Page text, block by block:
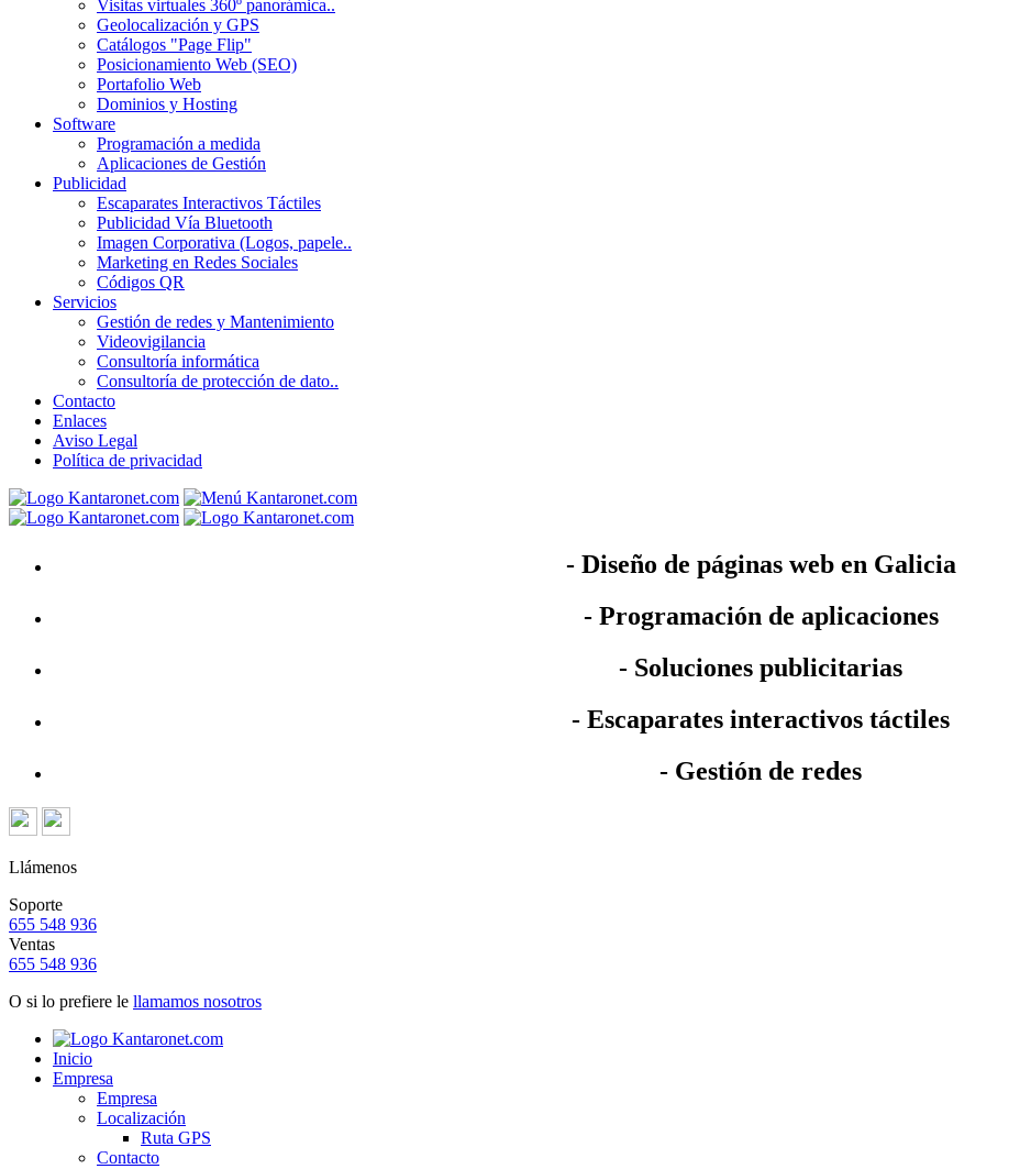
Visitas virtuales 360º panorámica..
Geolocalización y GPS
Catálogos "Page Flip"
Posicionamiento Web (SEO)
Portafolio Web
Dominios y Hosting
Software
Programación a medida
Aplicaciones de Gestión
Publicidad
Escaparates Interactivos Táctiles
Publicidad Vía Bluetooth
Imagen Corporativa (Logos, papele..
Marketing en Redes Sociales
Códigos QR
Servicios
Gestión de redes y Mantenimiento
Videovigilancia
Consultoría informática
Consultoría de protección de dato..
Contacto
Enlaces
Aviso Legal
Política de privacidad
- Diseño de páginas web en Galicia
- Programación de aplicaciones
- Soluciones publicitarias
- Escaparates interactivos táctiles
- Gestión de redes
Llámenos
Soporte
655 548 936
Ventas
655 548 936
O si lo prefiere le llamamos nosotros
Inicio
Empresa
Empresa
Localización
Ruta GPS
Contacto